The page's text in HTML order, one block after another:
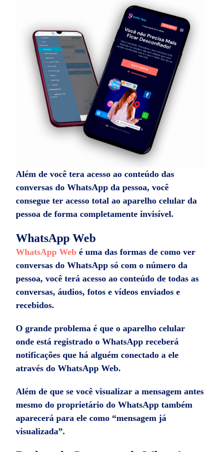
Além de você tera acesso ao conteúdo das
conversas do WhatsApp da pessoa, você
consegue ter acesso total ao aparelho celular da
pessoa de forma completamente invisível.
WhatsApp Web
WhatsApp Web é uma das formas de como ver
conversas do WhatsApp só com o número da
pessoa, você terá acesso ao conteúdo de todas as
conversas, áudios, fotos e vídeos enviados e
recebidos.
O grande problema é que o aparelho celular
onde está registrado o WhatsApp receberá
notificações que há alguém conectado a ele
através do WhatsApp Web.
Além de que se você visualizar a mensagem antes
mesmo do proprietário do WhatsApp também
aparecerá para ele como “mensagem já
visualizada”.